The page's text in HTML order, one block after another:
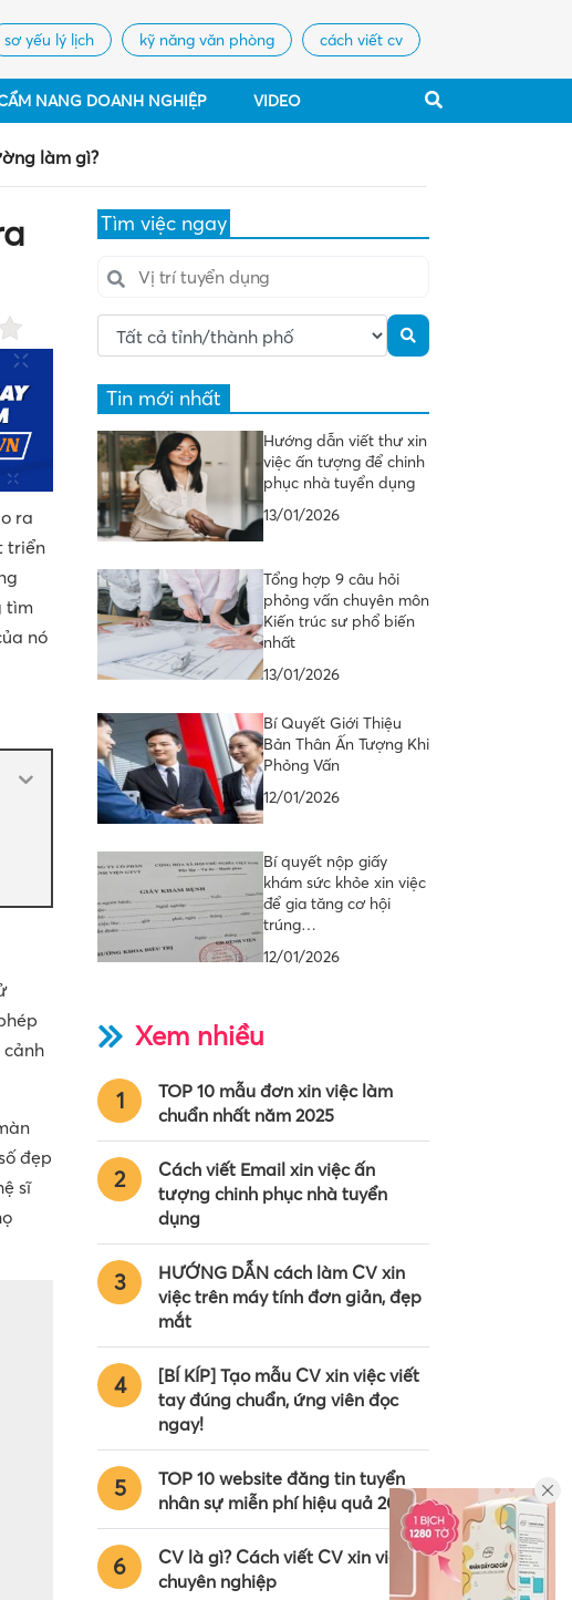
sơ yếu lý lịch kỹ năng văn phòng cách viết cv
NANG DOANH NGHIỆP VIDEO
làm gì?
ra
triển
tìm
nó
cảnh
đẹp
sĩ
Tìm việc ngay
Tin mới nhất
Hướng dẫn viết thư xin
việc ấn tượng để chinh
phục nhà tuyển dụng
13/01/2026
Tổng hợp 9 câu hỏi
phỏng vấn chuyên môn
Kiến trúc sư phổ biến
nhất
13/01/2026
Bí Quyết Giới Thiệu
Bản Thân Ấn Tượng Khi
Phỏng Vấn
12/01/2026
Bí quyết nộp giấy
khám sức khỏe xin việc
để gia tăng cơ hội
trúng…
12/01/2026
Xem nhiều
1
TOP 10 mẫu đơn xin việc làm
chuẩn nhất năm 2025
2
Cách viết Email xin việc ấn
tượng chinh phục nhà tuyển
dụng
3
HƯỚNG DẪN cách làm CV xin
việc trên máy tính đơn giản, đẹp
mắt
4
[BÍ KÍP] Tạo mẫu CV xin việc viết
tay đúng chuẩn, ứng viên đọc
ngay!
5
TOP 10 website đăng tin tuyển
nhân sự miễn phí hiệu quả 2024
6
CV là gì? Cách viết CV xin việc
chuyên nghiệp